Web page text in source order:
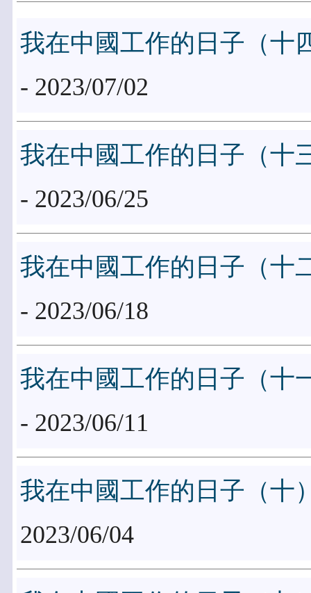
我在中國工作的日子（十
- 2023/07/02
我在中國工作的日子（十
- 2023/06/25
我在中國工作的日子（十
- 2023/06/18
我在中國工作的日子（十
- 2023/06/11
我在中國工作的日子（十
2023/06/04